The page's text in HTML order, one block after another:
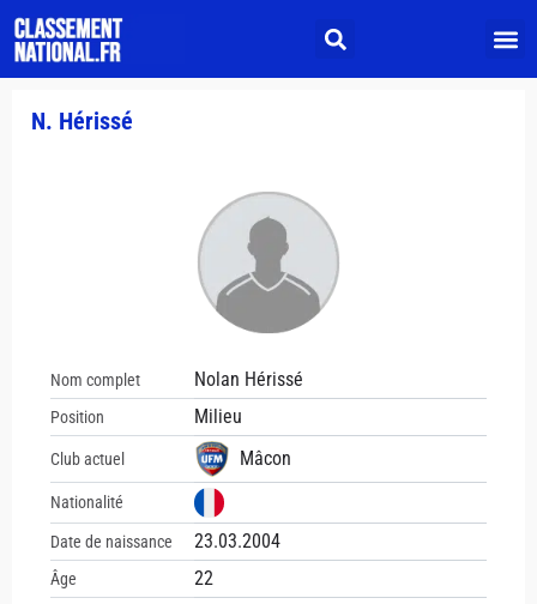
N. Hérissé
Nom complet Nolan Hérissé
Position Milieu
Club actuel Mâcon
Nationalité
Date de naissance 23.03.2004
Âge 22